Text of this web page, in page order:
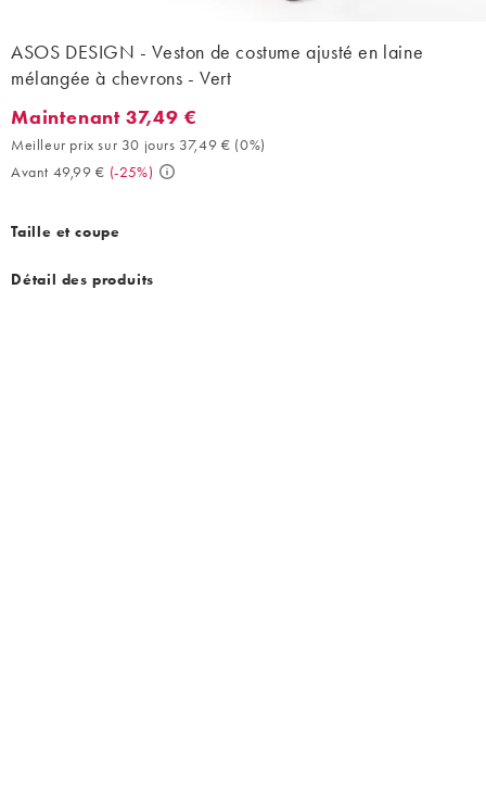
ASOS DESIGN - Veston de costume ajusté en laine
mélangée à chevrons - Vert
Maintenant 37,49 €. Meilleur prix sur 30 jours 37,49 € (0%).
Maintenant 37,49 €
Meilleur prix sur 30 jours 37,49 € (0%)
Avant 49,99 € (-25%)
Taille et coupe
Détail des produits